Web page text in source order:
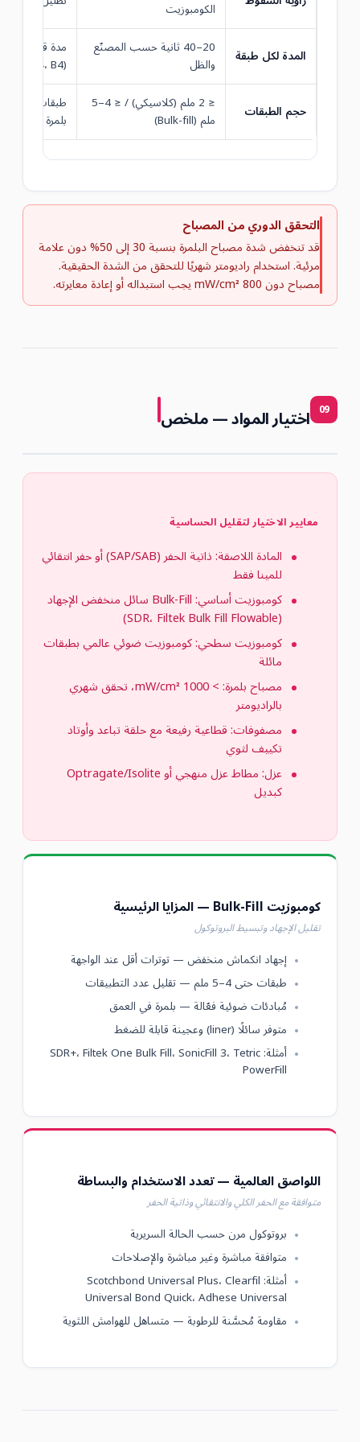
الكومبوزيت
المدة لكل طبقة 20–40 ثانية حسب المصنّع
والظل
مدة قصيرة
(A4، B4)
حجم الطبقات ≤ 2 ملم (كلاسيكي) / ≤ 4–5
ملم (Bulk-fill)
طبقات
بلمرة غير كافٍ
التحقق الدوري من المصباح
قد تنخفض شدة مصباح البلمرة بنسبة 30 إلى 50% دون علامة
مرئية. استخدام راديومتر شهريًا للتحقق من الشدة الحقيقية.
مصباح دون 800 mW/cm² يجب استبداله أو إعادة معايرته.
09 اختيار المواد — ملخص
معايير الاختيار لتقليل الحساسية
المادة اللاصقة: ذاتية الحفر (SAP/SAB) أو حفر انتقائي
للمينا فقط
كومبوزيت أساسي: Bulk-Fill سائل منخفض الإجهاد
(SDR، Filtek Bulk Fill Flowable)
كومبوزيت سطحي: كومبوزيت ضوئي عالمي بطبقات
مائلة
مصباح بلمرة: > 1000 mW/cm²، تحقق شهري
بالراديومتر
مصفوفات: قطاعية رفيعة مع حلقة تباعد وأوتاد
تكييف لثوي
عزل: مطاط عزل منهجي أو Optragate/Isolite
كبديل
كومبوزيت Bulk-Fill — المزايا الرئيسية
تقليل الإجهاد وتبسيط البروتوكول
إجهاد انكماش منخفض — توترات أقل عند الواجهة
طبقات حتى 4–5 ملم — تقليل عدد التطبيقات
مُبادئات ضوئية فعّالة — بلمرة في العمق
متوفر سائلًا (liner) وعجينة قابلة للضغط
أمثلة: SDR+، Filtek One Bulk Fill، SonicFill 3، Tetric
PowerFill
اللواصق العالمية — تعدد الاستخدام والبساطة
متوافقة مع الحفر الكلي والانتقائي وذاتية الحفر
بروتوكول مرن حسب الحالة السريرية
متوافقة مباشرة وغير مباشرة والإصلاحات
أمثلة: Scotchbond Universal Plus، Clearfil
Universal Bond Quick، Adhese Universal
مقاومة مُحسَّنة للرطوبة — متساهل للهوامش اللثوية